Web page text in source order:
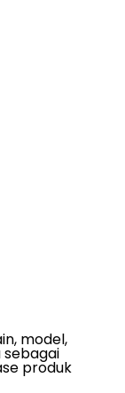
model,
sebagai
produk